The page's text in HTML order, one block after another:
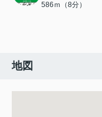
586ｍ（8分）
地図